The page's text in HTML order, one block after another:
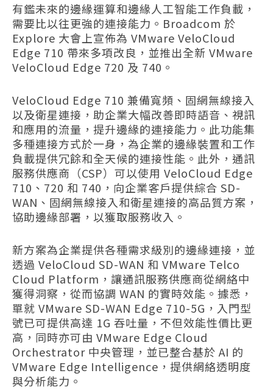
有鑑未來的邊緣運算和邊緣人工智能工作負載，
需要比以往更強的連接能力。Broadcom 於
Explore 大會上宣佈為 VMware VeloCloud
Edge 710 帶來多項改良，並推出全新 VMware
VeloCloud Edge 720 及 740。
VeloCloud Edge 710 兼備寬頻、固網無線接入
以及衛星連接，助企業大幅改善即時語音、視訊
和應用的流量，提升邊緣的連接能力。此功能集
多種連接方式於一身，為企業的邊緣裝置和工作
負載提供冗餘和全天候的連接性能。此外，通訊
服務供應商（CSP）可以使用 VeloCloud Edge
710、720 和 740，向企業客戶提供綜合 SD-
WAN、固網無線接入和衛星連接的高品質方案，
協助邊緣部署，以獲取服務收入。
新方案為企業提供各種需求級別的邊緣連接，並
透過 VeloCloud SD-WAN 和 VMware Telco
Cloud Platform，讓通訊服務供應商從網絡中
獲得洞察，從而協調 WAN 的實時效能。據悉，
單就 VMware SD-WAN Edge 710-5G，入門型
號已可提供高達 1G 吞吐量，不但效能性價比更
高，同時亦可由 VMware Edge Cloud
Orchestrator 中央管理，並已整合基於 AI 的
VMware Edge Intelligence，提供網絡透明度
與分析能力。